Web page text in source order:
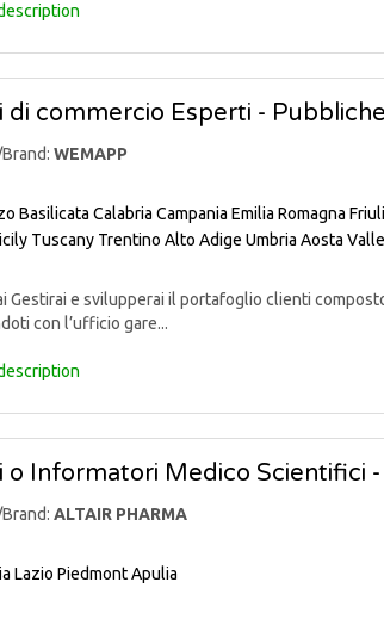
di commercio Esperti -
WEMAPP
Basilicata Calabria Campania Emilia Romagna
Tuscany Trentino Alto Adige Umbria Aosta
Gestirai e svilupperai il portafoglio clienti
con l’ufficio gare...
o Informatori Medico Scientifici
ALTAIR PHARMA
Lazio PiedmontApulia